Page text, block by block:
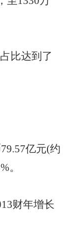
比达到了
亿元(约
。
财年增长